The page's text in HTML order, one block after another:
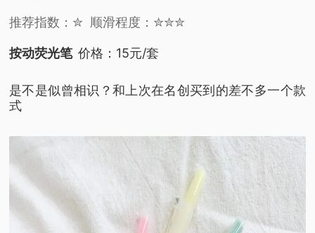
推荐指数：✮ 顺滑程度：✮✮✮
按动荧光笔价格：15元/套
是不是似曾相识？ 和上次在名创买到的差不多一个款
式